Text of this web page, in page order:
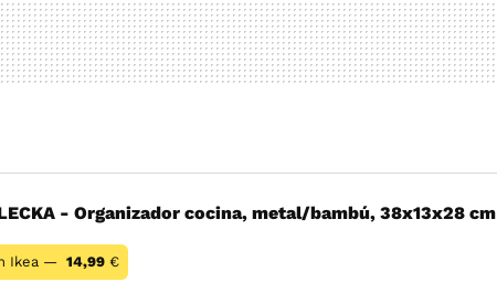
- Organizador cocina, metal/bambú, 38x13x28 cm
Ikea — 14,99 €